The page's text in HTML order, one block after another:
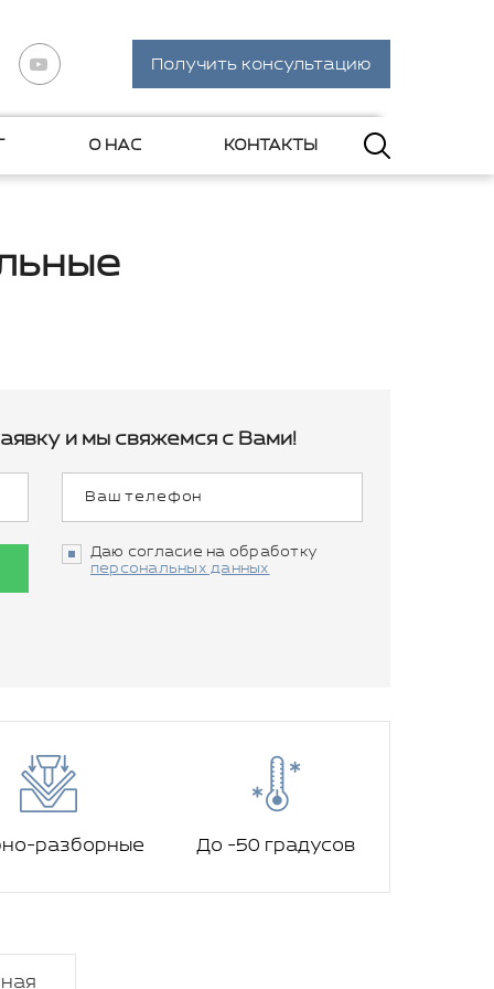
Получить консультацию
О НАС КОНТАКТЫ
и мы свяжемся с Вами!
Даю согласие на обработку
персональных данных
разборные До -50 градусов